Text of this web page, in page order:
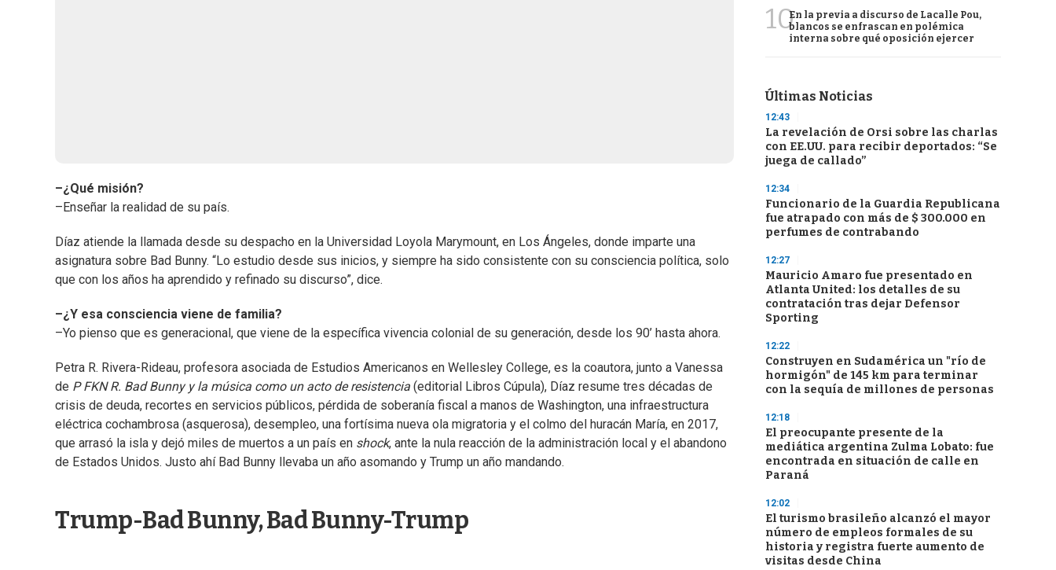
–¿Qué misión?
–Enseñar la realidad de su país.
Díaz atiende la llamada desde su despacho en la Universidad Loyola Marymount, en Los Ángeles, donde imparte una
asignatura sobre Bad Bunny. “Lo estudio desde sus inicios, y siempre ha sido consistente con su consciencia política, solo
que con los años ha aprendido y refinado su discurso”, dice.
–¿Y esa consciencia viene de familia?
–Yo pienso que es generacional, que viene de la específica vivencia colonial de su generación, desde los 90’ hasta ahora.
Petra R. Rivera-Rideau, profesora asociada de Estudios Americanos en Wellesley College, es la coautora, junto a Vanessa
de P FKN R. Bad Bunny y la música como un acto de resistencia (editorial Libros Cúpula), Díaz resume tres décadas de
crisis de deuda, recortes en servicios públicos, pérdida de soberanía fiscal a manos de Washington, una infraestructura
eléctrica cochambrosa (asquerosa), desempleo, una fortísima nueva ola migratoria y el colmo del huracán María, en 2017,
que arrasó la isla y dejó miles de muertos a un país en shock, ante la nula reacción de la administración local y el abandono
de Estados Unidos. Justo ahí Bad Bunny llevaba un año asomando y Trump un año mandando.
Trump-Bad Bunny, Bad Bunny-Trump
10En la previa a discurso de Lacalle Pou,
blancos se enfrascan en polémica
interna sobre qué oposición ejercer
Últimas Noticias
12:43
La revelación de Orsi sobre las charlas
con EE.UU. para recibir deportados: “Se
juega de callado”
12:34
Funcionario de la Guardia Republicana
fue atrapado con más de $ 300.000 en
perfumes de contrabando
12:27
Mauricio Amaro fue presentado en
Atlanta United: los detalles de su
contratación tras dejar Defensor
Sporting
12:22
Construyen en Sudamérica un "río de
hormigón" de 145 km para terminar
con la sequía de millones de personas
12:18
El preocupante presente de la
mediática argentina Zulma Lobato: fue
encontrada en situación de calle en
Paraná
12:02
El turismo brasileño alcanzó el mayor
número de empleos formales de su
historia y registra fuerte aumento de
visitas desde China